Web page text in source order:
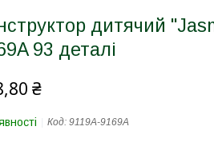
дитячий
93 деталі
₴
Код: 9119A-9169A